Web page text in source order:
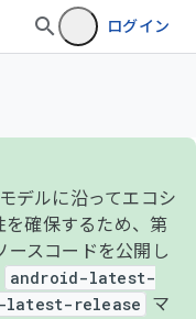
ログイン
デルに沿ってエコシ
確保するため、第
ースコードを公開し
android-latest-
latest-release
マ